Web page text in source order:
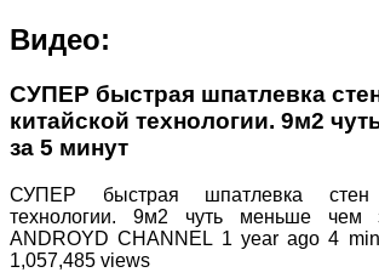
Видео:
СУПЕР быстрая шпатлевка
китайской технологии. 9м2
за 5 минут
СУПЕР быстрая шпатлевка стен
технологии. 9м2 чуть меньше
ANDROYD CHANNEL 1 year ago 4
1,057,485 views